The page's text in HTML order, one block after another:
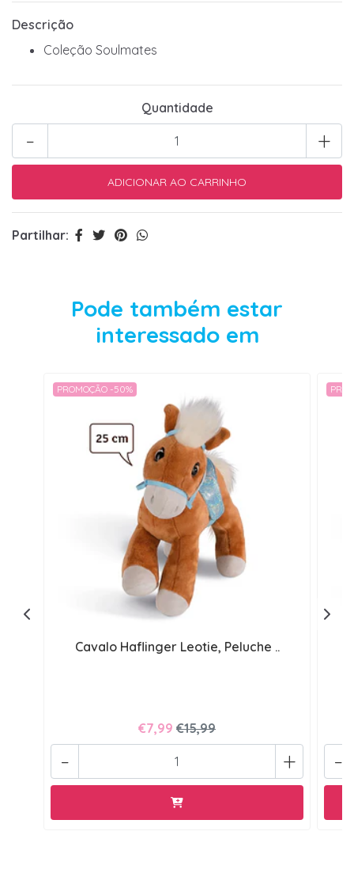
Descrição
Coleção Soulmates
Quantidade
+
-
Partilhar:
Pode também estar
interessado em
PROMOÇÃO -50%
Cavalo Haflinger Leotie, Peluche ..
€7,99 €15,99
+
- -